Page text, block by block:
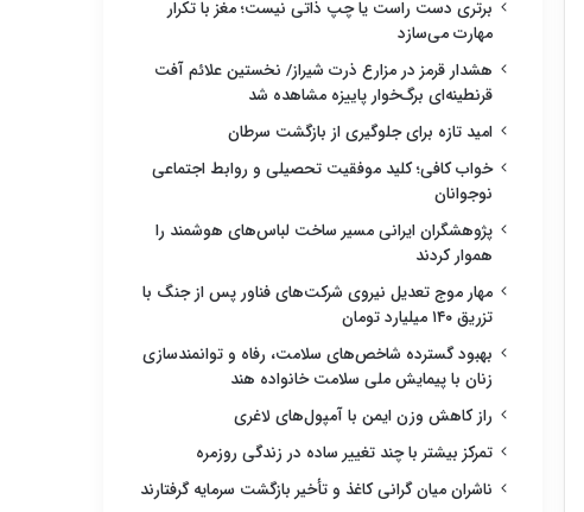
برتری دست راست یا چپ ذاتی نیست؛ مغز با تکرار
مهارت می‌سازد
هشدار قرمز در مزارع ذرت شیراز/ نخستین علائم آفت
قرنطینه‌ای برگ‌خوار پاییزه مشاهده شد
امید تازه برای جلوگیری از بازگشت سرطان
خواب کافی؛ کلید موفقیت تحصیلی و روابط اجتماعی
نوجوانان
پژوهشگران ایرانی مسیر ساخت لباس‌های هوشمند را
هموار کردند
مهار موج تعدیل نیروی شرکت‌های فناور پس از جنگ با
تزریق ۱۴۰ میلیارد تومان
بهبود گسترده شاخص‌های سلامت، رفاه و توانمندسازی
زنان با پیمایش ملی سلامت خانواده هند
راز کاهش وزن ایمن با آمپول‌های لاغری
تمرکز بیشتر با چند تغییر ساده در زندگی روزمره
ناشران میان گرانی کاغذ و تأخیر بازگشت سرمایه گرفتارند